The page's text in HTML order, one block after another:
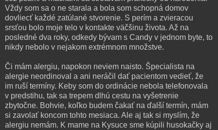
Vždy som sa o ne starala a bola som schopná domov
dovliecť každé zatúlané stvorenie. S perím a zvieracou
srsťou bolo moje telo v kontakte väčšinu života. Až na
posledné dva roky, odkedy bývam s Candy v jednom byte, to
nikdy nebolo v nejakom extrémnom množstve.
Či mám alergiu, napokon neviem naisto. Špecialista na
alergie neordinoval a ani neráčil dať pacientom vedieť, že
im ruší termíny. Keby som do ordinácie nebola telefonovala
v predstihu, tak sa trepem dlhú cestu na vyšetrenie
zbytočne. Bohvie, koľko budem čakať na ďalší termín, mám
si zavolať koncom tohto mesiaca. Ale aj tak si myslím, že
alergiu nemám. K mame na Kysuce sme kúpili husokačky aj